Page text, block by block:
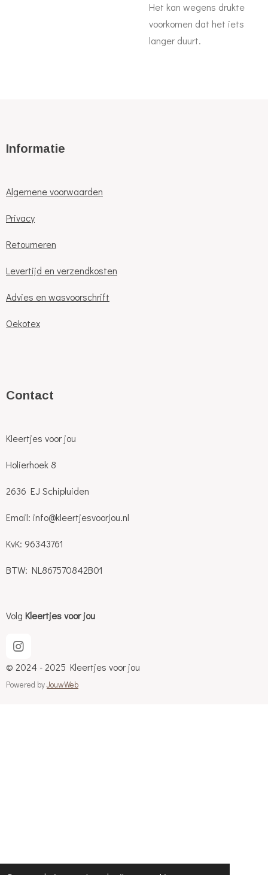
Het kan wegens drukte
voorkomen dat het iets
langer duurt.
Informatie
Algemene voorwaarden
Privacy
Retourneren
Levertijd en verzendkosten
Advies en wasvoorschrift
Oekotex
Contact
Kleertjes voor jou
Holierhoek 8
2636 EJ Schipluiden
Email: info@kleertjesvoorjou.nl
KvK: 96343761
BTW: NL867570842B01
Volg Kleertjes voor jou
I
n
s
t
© 2024 - 2025 Kleertjes voor jou
Powered byJouwWeb